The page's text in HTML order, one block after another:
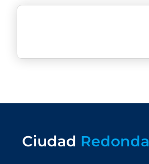
Ciudad Redonda